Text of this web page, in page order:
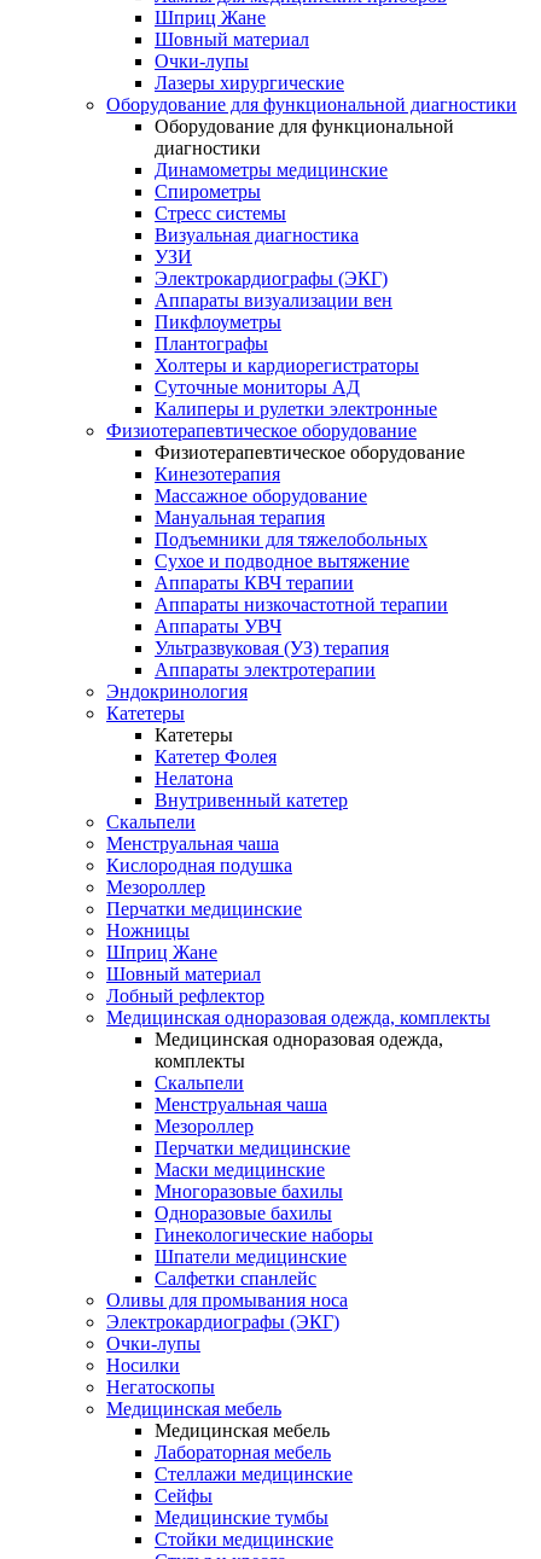
Шприц Жане
Шовный материал
Очки-лупы
Лазеры хирургические
Оборудование для функциональной диагностики
Оборудование для функциональной
диагностики
Динамометры медицинские
Спирометры
Стресс системы
Визуальная диагностика
УЗИ
Электрокардиографы (ЭКГ)
Аппараты визуализации вен
Пикфлоуметры
Плантографы
Холтеры и кардиорегистраторы
Суточные мониторы АД
Калиперы и рулетки электронные
Физиотерапевтическое оборудование
Физиотерапевтическое оборудование
Кинезотерапия
Массажное оборудование
Мануальная терапия
Подъемники для тяжелобольных
Сухое и подводное вытяжение
Аппараты КВЧ терапии
Аппараты низкочастотной терапии
Аппараты УВЧ
Ультразвуковая (УЗ) терапия
Аппараты электротерапии
Эндокринология
Катетеры
Катетеры
Катетер Фолея
Нелатона
Внутривенный катетер
Скальпели
Менструальная чаша
Кислородная подушка
Мезороллер
Перчатки медицинские
Ножницы
Шприц Жане
Шовный материал
Лобный рефлектор
Медицинская одноразовая одежда, комплекты
Медицинская одноразовая одежда,
комплекты
Скальпели
Менструальная чаша
Мезороллер
Перчатки медицинские
Маски медицинские
Многоразовые бахилы
Одноразовые бахилы
Гинекологические наборы
Шпатели медицинские
Салфетки спанлейс
Оливы для промывания носа
Электрокардиографы (ЭКГ)
Очки-лупы
Носилки
Негатоскопы
Медицинская мебель
Медицинская мебель
Лабораторная мебель
Стеллажи медицинские
Сейфы
Медицинские тумбы
Стойки медицинские